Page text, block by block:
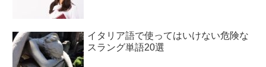
イタリア語で使ってはいけない危険な
スラング単語20選